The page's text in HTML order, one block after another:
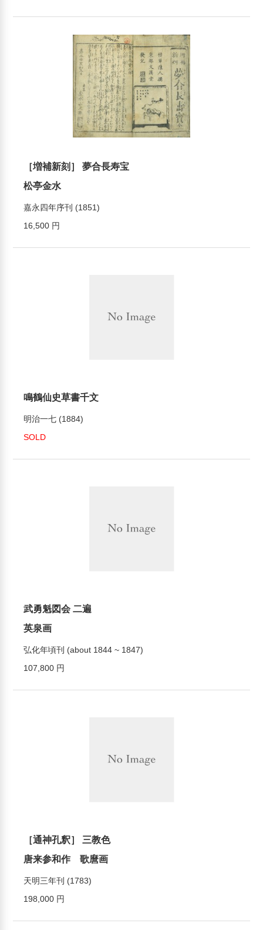
［増補新刻］ 夢合長寿宝
松亭金水
嘉永四年序刊 (1851)
16,500 円
鳴鶴仙史草書千文
明治一七 (1884)
SOLD
武勇魁図会 二遍
英泉画
弘化年頃刊 (about 1844 ~ 1847)
107,800 円
［通神孔釈］ 三教色
唐来参和作 歌麿画
天明三年刊 (1783)
198,000 円